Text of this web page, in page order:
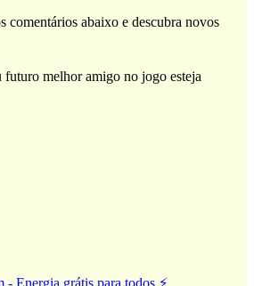
comentários abaixo e descubra novos
melhor amigo no jogo esteja